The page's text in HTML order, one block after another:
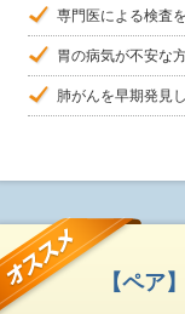
専門医による検査
胃の病気が不安な
肺がんを早期発見
【ペ